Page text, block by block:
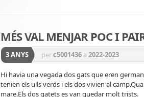
MÉS VAL MENJAR POC I
3 ANYS perc5001436 a 2022-2023
Hi havia una vegada dos gats que eren
tenien els ulls verds i els dos vivien al
mare.Els dos gatets es van quedar molt trists.